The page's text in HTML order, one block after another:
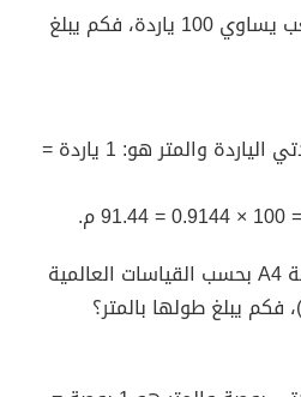
إذا كان طول ملعب يساوي 100 ياردة، فكم يبلغ
معامل التحويل بين وحدتي الياردة والمتر هو: 1 ياردة =
إذا كان طول ورقة A4 بحسب القياسات العالمية